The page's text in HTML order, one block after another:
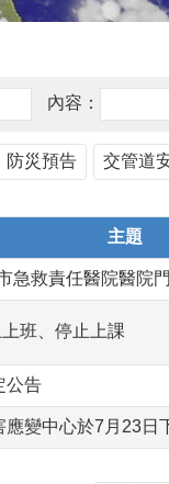
內容：
防災預告 交管道
主題
急救責任醫院醫院
班、停止上課
公告
變中心於7月23日